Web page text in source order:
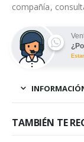
compañía,
TAMBIÉN TE